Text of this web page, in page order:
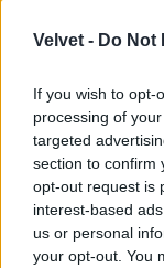
Velvet - Do Not
If you wish to opt-
processing of
targeted
section to confirm
opt-out request is
interest-based
us or personal
your opt-out. You